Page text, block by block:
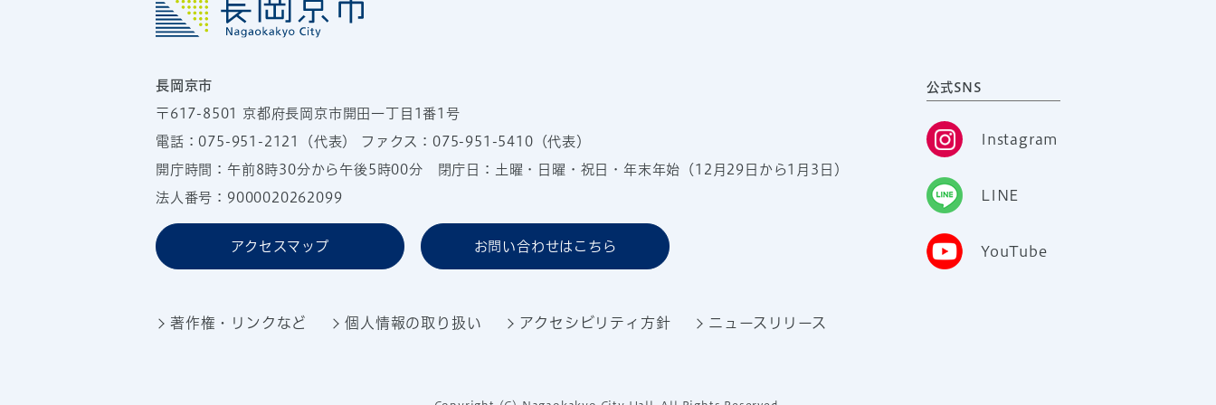
長岡京市
〒617-8501 京都府長岡京市開田一丁目1番1号
電話：075-951-2121 （代表） ファクス：075-951-5410（代表）
開庁時間：午前8時30分から午後5時00分 閉庁日：土曜・日曜・祝日・年末年始（12月29日から1月3日）
法人番号：9000020262099
アクセスマップ お問い合わせはこちら
公式SNS
Instagram
LINE
YouTube
著作権・リンクなど 個人情報の取り扱い アクセシビリティ方針 ニュースリリース